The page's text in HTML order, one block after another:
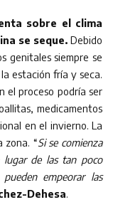
sobre el clima
se seque. Debido
genitales siempre se
estación fría y seca.
el proceso podría ser
medicamentos
en el invierno. La
zona. “Si se comienza
lugar de las tan poco
empeorar las
Dehesa.